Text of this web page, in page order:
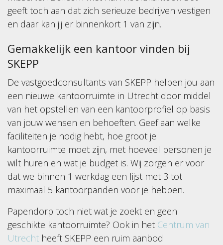
geeft toch aan dat zich serieuze bedrijven vestigen
en daar kan jij er binnenkort 1 van zijn.
Gemakkelijk een kantoor vinden bij
SKEPP
De vastgoedconsultants van SKEPP helpen jou aan
een nieuwe kantoorruimte in Utrecht door middel
van het opstellen van een kantoorprofiel op basis
van jouw wensen en behoeften. Geef aan welke
faciliteiten je nodig hebt, hoe groot je
kantoorruimte moet zijn, met hoeveel personen je
wilt huren en wat je budget is. Wij zorgen er voor
dat we binnen 1 werkdag een lijst met 3 tot
maximaal 5 kantoorpanden voor je hebben.
Papendorp toch niet wat je zoekt en geen
geschikte kantoorruimte? Ook in het Centrum van
Utrecht heeft SKEPP een ruim aanbod